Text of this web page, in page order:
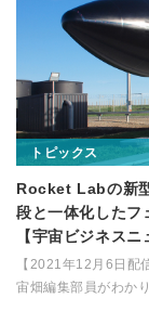
トピックス
Rocket Labの新
段と一体化したフ
【宇宙ビジネスニ
【2021年12月6日配
宙畑編集部員がわか